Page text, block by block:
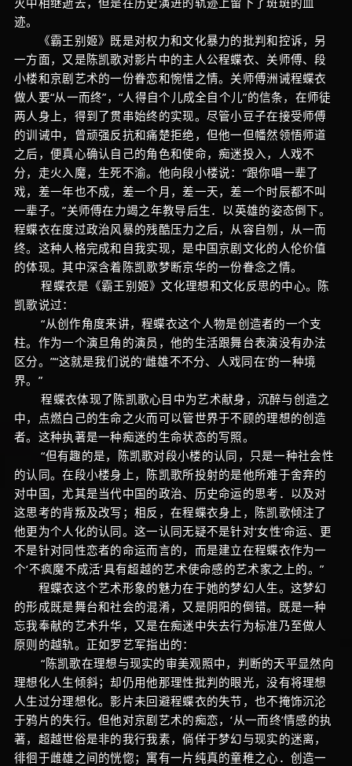
迹。
《霸王别姬》既是对权力和文化暴力的批判和控诉，另
一方面，又是陈凯歌对影片中的主人公程蝶衣、关师傅、段
小楼和京剧艺术的一份眷恋和惋惜之情。关师傅洲诫程蝶衣
做人要“从一而终”，“人得自个儿成全自个儿”的信条，在师徒
两人身上，得到了贯串始终的实现。尽管小豆子在接受师傅
的训诫中，曾顽强反抗和痛楚拒绝，但他一但幡然领悟师道
之后，便真心确认自己的角色和使命，痴迷投入，人戏不
分，走火入魔，生死不渝。他向段小楼说：“跟你唱一辈了
戏，差一年也不成，差一个月，差一天，差一个时辰都不叫
一辈子。”关师傅在力竭之年教导后生．以英雄的姿态倒下。
程蝶衣在度过政治风暴的残酷压力之后，从容自刎，从一而
终。这种人格完成和自我实现，是中国京剧文化的人伦价值
的体现。其中深含着陈凯歌梦断京华的一份眷念之情。
程蝶衣是《霸王别姬》文化理想和文化反思的中心。陈
凯歌说过：
“从创作角度来讲，程蝶衣这个人物是创造者的一个支
柱。作为一个演旦角的演员，他的生活跟舞台表演没有办法
区分。”“这就是我们说的‘雌雄不不分、人戏同在’的一种境
界。”
程蝶衣体现了陈凯歌心目中为艺术献身，沉醉与创造之
中，点燃白己的生命之火而可以管世界于不顾的理想的创造
者。这种执著是一种痴迷的生命状态的写照。
“但有趣的是，陈凯歌对段小楼的认同，只是一种社会性
的认同。在段小楼身上，陈凯歌所投射的是他所难于舍弃的
对中国，尤其是当代中国的政治、历史命运的思考．以及对
这思考的背叛及改写；相反，在程蝶衣身上，陈凯歌倾注了
他更为个人化的认同。这一认同无疑不是针对‘女性’命运、更
不是针对同性恋者的命运而言的，而是建立在程蝶衣作为一
个‘不疯魔不成活’具有超越的艺术使命感的艺术家之上的。”
程蝶衣这个艺术形象的魅力在于她的梦幻人生。这梦幻
的形成既是舞台和社会的混淆，又是阴阳的倒错。既是一种
忘我奉献的艺术升华，又是在痴迷中失去行为标准乃至做人
原则的越轨。正如罗艺军指出的：
“陈凯歌在理想与现实的审美观照中，判断的天平显然向
理想化人生倾斜；却仍用他那理性批判的眼光，没有将理想
人生过分理想化。影片未回避程蝶衣的失节，也不掩饰沉沦
于鸦片的失行。但他对京剧艺术的痴恋，‘从一而终’情感的执
著，超越世俗是非的我行我素，倘佯于梦幻与现实的迷离，
徘徊于雌雄之间的恍惚；寓有一片纯真的童稚之心．创造一